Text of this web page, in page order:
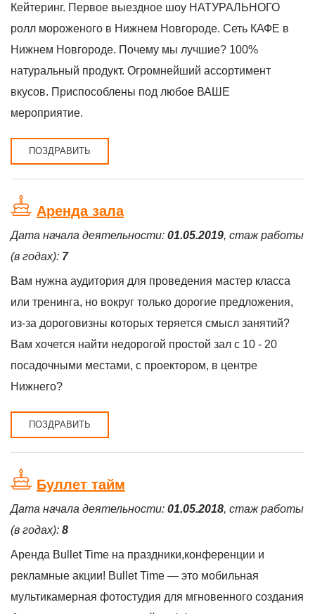
Кейтеринг. Первое выездное шоу НАТУРАЛЬНОГО
ролл мороженого в Нижнем Новгороде. Сеть КАФЕ в
Нижнем Новгороде. Почему мы лучшие? 100%
натуральный продукт. Огромнейший ассортимент
вкусов. Приспособлены под любое ВАШЕ
мероприятие.
ПОЗДРАВИТЬ
Аренда зала
Дата начала деятельности: 01.05.2019, стаж работы
(в годах): 7
Вам нужна аудитория для проведения мастер класса
или тренинга, но вокруг только дорогие предложения,
из-за дороговизны которых теряется смысл занятий?
Вам хочется найти недорогой простой зал с 10 - 20
посадочными местами, с проектором, в центре
Нижнего?
ПОЗДРАВИТЬ
Буллет тайм
Дата начала деятельности: 01.05.2018, стаж работы
(в годах): 8
Аренда Bullet Time на праздники,конференции и
рекламные акции! Bullet Time — это мобильная
мультикамерная фотостудия для мгновенного создания